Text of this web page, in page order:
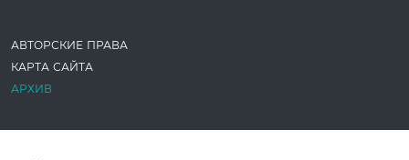
АВТОРСКИЕ ПРАВА
КАРТА САЙТА
АРХИВ